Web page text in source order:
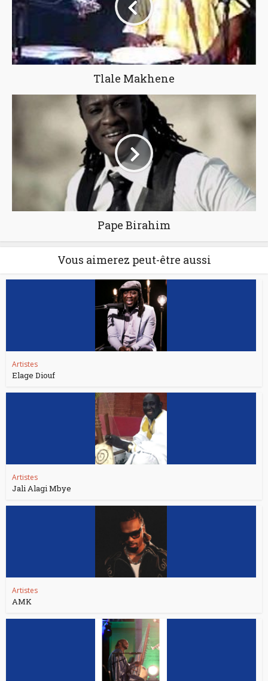
Tlale Makhene
Pape Birahim
Vous aimerez peut-être aussi
Artistes
Elage Diouf
Artistes
Jali Alagi Mbye
Artistes
AMK